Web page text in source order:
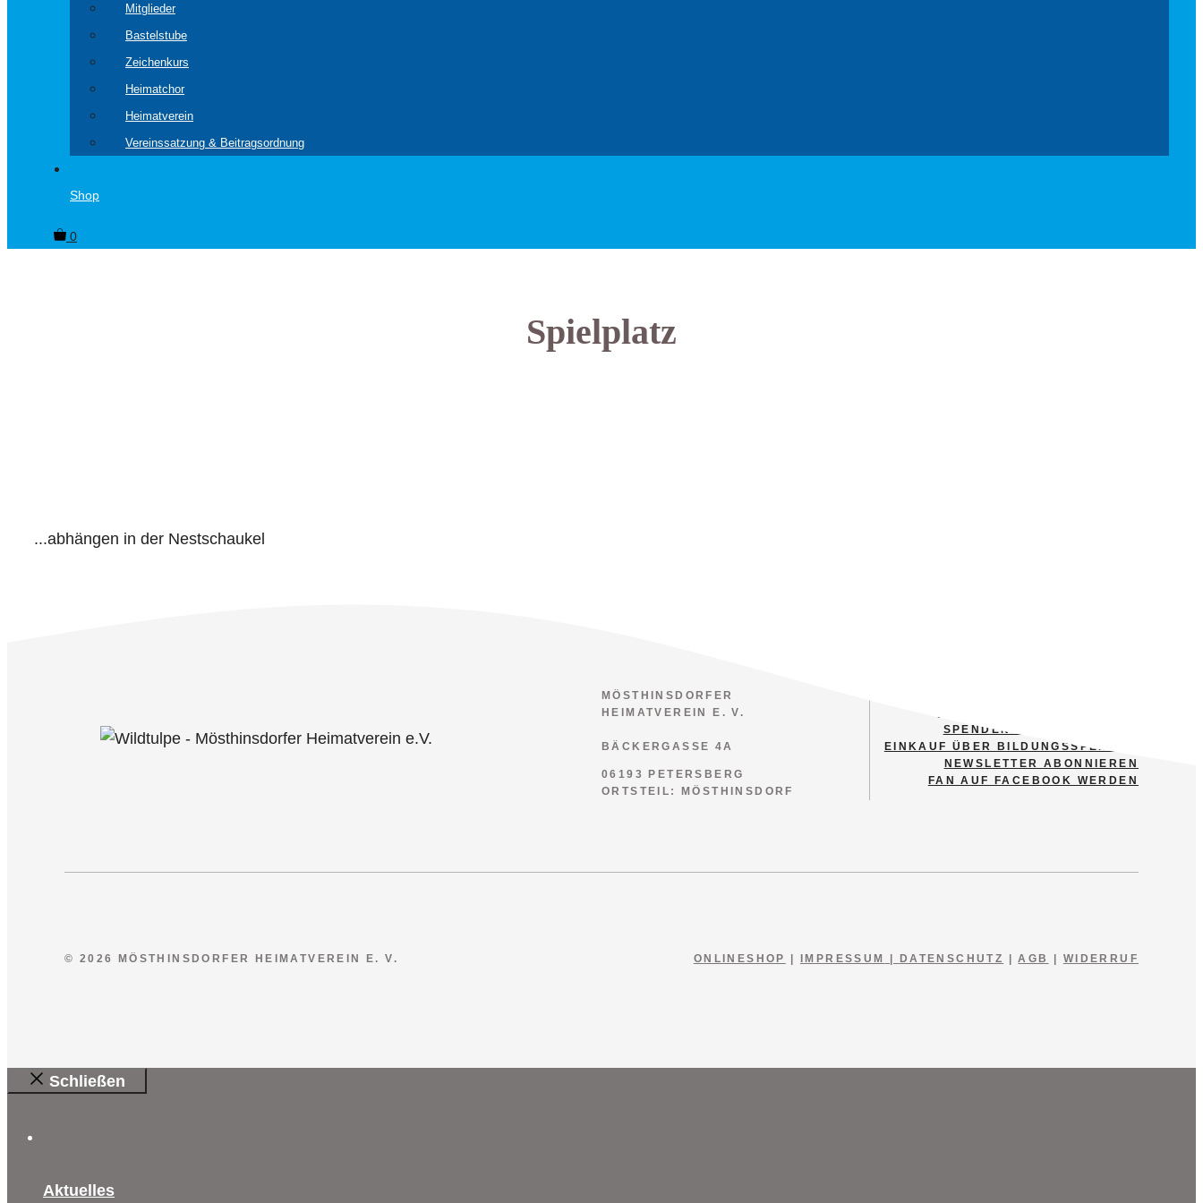
Mitglieder
Bastelstube
Zeichenkurs
Heimatchor
Heimatverein
Vereinssatzung & Beitragsordnung
Shop
0
Spielplatz
...abhängen in der Nestschaukel
MÖSTHINSDORFER
HEIMATVEREIN E. V.
BÄCKERGASSE 4A
06193 PETERSBERG
ORTSTEIL: MÖSTHINSDORF
SPENDENSTEIN ERWERBEN
EINKAUF ÜBER BILDUNGSSPENDER
NEWSLETTER ABONNIEREN
FAN AUF FACEBOOK WERDEN
© 2026 MÖSTHINSDORFER HEIMATVEREIN E. V. ONLINESHOP | IMPRESSUM | DATENSCHUTZ |AGB | WIDERRUF
Schließen
Aktuelles